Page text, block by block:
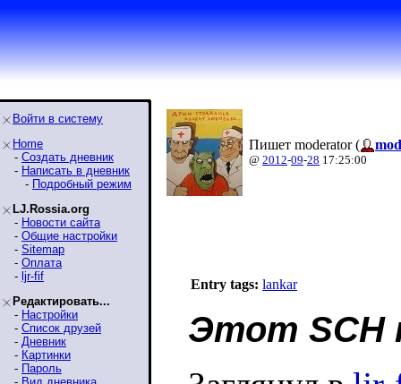
Войти в систему
Home
- Создать дневник
- Написать в дневник
- Подробный режим
LJ.Rossia.org
- Новости сайта
- Общие настройки
- Sitemap
- Оплата
- ljr-fif
Редактировать...
- Настройки
- Список друзей
- Дневник
- Картинки
- Пароль
Пишет moderator (
@ 2012-09-28 17:25:00
Entry tags: lankar
Этот SCH